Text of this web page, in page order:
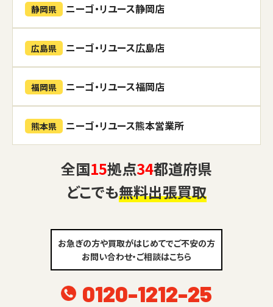
静岡県 ニーゴ・リユース静岡店
広島県 ニーゴ・リユース広島店
福岡県 ニーゴ・リユース福岡店
熊本県 ニーゴ・リユース熊本営業所
全国15拠点34都道府県
どこでも無料出張買取
お急ぎの方や買取がはじめてでご不安の方
お問い合わせ・ご相談はこちら
0120-1212-25